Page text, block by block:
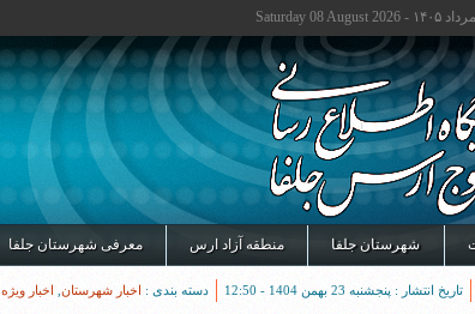
شهرستان جلفا منطقه آزاد ارس معرفی شهرستان جلفا
تاریخ انتشار : پنجشنبه 23 بهمن 1404 - 12:50 دسته بندی : اخبار شهرستان اخبار ویژه